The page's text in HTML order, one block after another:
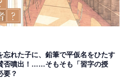
。
」と気付かない人が多いか
学校に入ると自動的にPTA会
護者たちはPTAを学校の一部
忘れた子に、鉛筆で平仮名をひたす
否噴出！……そもそも「習字の授
要？